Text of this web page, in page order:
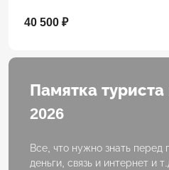
40 500 ₽
Памятка
2026
Все, что нужно знать перед
деньги, связь и интернет и